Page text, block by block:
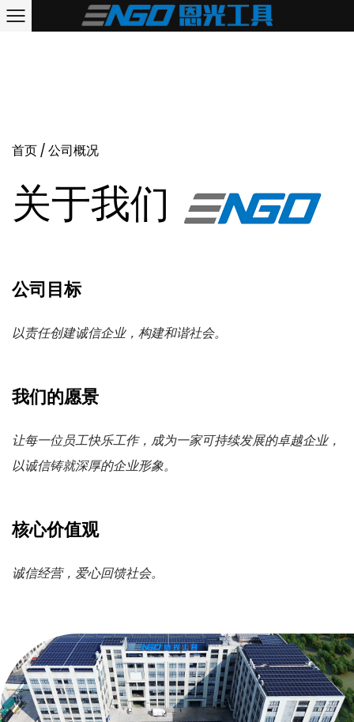
首页/公司概况
关于我们
公司目标
以责任创建诚信企业，构建和谐社会。
我们的愿景
让每一位员工快乐工作，成为一家可持续发展的卓越企业，
以诚信铸就深厚的企业形象。
核心价值观
诚信经营，爱心回馈社会。